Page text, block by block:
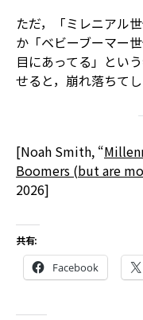
ただ，「ミレニアル
か「ベビーブーマー
目にあってる」とい
せると，崩れ落ちてし
[Noah Smith, “
Boomers (but are
2026]
共有:
Facebook